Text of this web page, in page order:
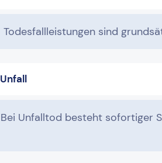
Todesfallleistungen sind
Unfall
Bei Unfalltod besteht sofortiger